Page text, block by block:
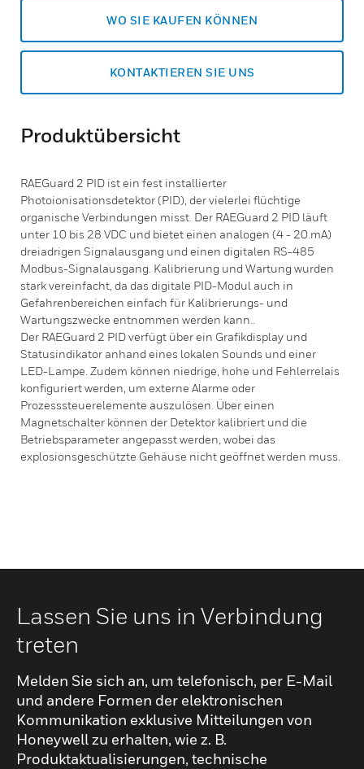
WO SIE KAUFEN KÖNNEN
KONTAKTIEREN SIE UNS
Produktübersicht
RAEGuard 2 PID ist ein fest installierter
Photoionisationsdetektor (PID), der vielerlei flüchtige
organische Verbindungen misst. Der RAEGuard 2 PID läuft
unter 10 bis 28 VDC und bietet einen analogen (4 - 20.mA)
dreiadrigen Signalausgang und einen digitalen RS-485
Modbus-Signalausgang. Kalibrierung und Wartung wurden
stark vereinfacht, da das digitale PID-Modul auch in
Gefahrenbereichen einfach für Kalibrierungs- und
Wartungszwecke entnommen werden kann..
Der RAEGuard 2 PID verfügt über ein Grafikdisplay und
Statusindikator anhand eines lokalen Sounds und einer
LED-Lampe. Zudem können niedrige, hohe und Fehlerrelais
konfiguriert werden, um externe Alarme oder
Prozesssteuerelemente auszulösen. Über einen
Magnetschalter können der Detektor kalibriert und die
Betriebsparameter angepasst werden, wobei das
explosionsgeschützte Gehäuse nicht geöffnet werden muss.
Lassen Sie uns in Verbindung
treten
Melden Sie sich an, um telefonisch, per E-Mail
und andere Formen der elektronischen
Kommunikation exklusive Mitteilungen von
Honeywell zu erhalten, wie z. B.
Produktaktualisierungen, technische